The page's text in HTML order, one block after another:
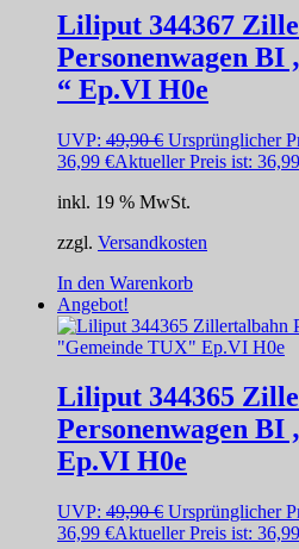
Liliput 344367
Personenwagen BI
“ Ep.VI H0e
UVP: 49,90€ Ursprünglicher
36,99 €Aktueller Preis ist:
inkl. 19 % MwSt.
zzgl. Versandkosten
In den Warenkorb
Angebot!
Liliput 344365
Personenwagen BI
Ep.VI H0e
UVP: 49,90€ Ursprünglicher
36,99 €Aktueller Preis ist: